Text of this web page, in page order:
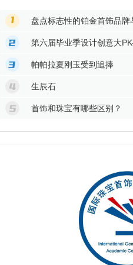
盘点标志性的铂金首饰品牌
第六届毕业季设计创意大
帕帕拉夏刚玉受到追捧
生辰石
首饰和珠宝有哪些区别？